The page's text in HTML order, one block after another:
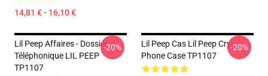
14,81 € - 16,10 €
Lil Peep Affaires - Dossier
Téléphonique LIL PEEP
TP1107
-20%
Lil Peep Cas Lil Peep Cry
Phone Case TP1107
-20%